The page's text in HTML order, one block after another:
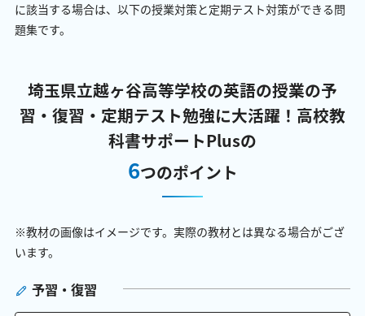
に該当する場合は、以下の授業対策と定期テスト対策ができる問
題集です。
埼玉県立越ヶ谷高等学校の英語の授業の予
習・復習・定期テスト勉強に大活躍！ 高校教
科書サポートPlusの
6つのポイント
※教材の画像はイメージです。実際の教材とは異なる場合がござ
います。
予習・復習